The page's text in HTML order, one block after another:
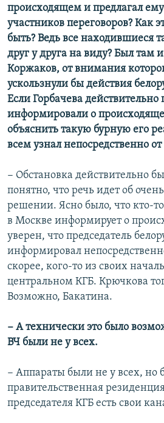
происходящем и предлагал ему
участников переговоров? Как
быть? Ведь все находившиеся
друг у друга на виду? Был там
Коржаков, от внимания
ускользнули бы действия
Если Горбачева действительно
информировали о
объяснить такую бурную его
всем узнал непосредственно
− Обстановка действительно
понятно, что речь идет об
решении. Ясно было, что кто-
в Москве информирует о
уверен, что председатель
информировал
скорее, кого-то из своих
центральном КГБ. Крючкова
Возможно, Бакатина.
− А технически это было
ВЧ были не у всех.
− Аппараты были не у всех, но
правительственная
председателя КГБ есть свои